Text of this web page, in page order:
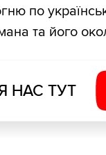
по
та його
НАС ТУТ